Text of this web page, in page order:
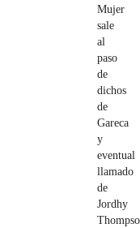
Mujer
sale
al
paso
de
dichos
de
Gareca
y
eventual
llamado
de
Jordhy